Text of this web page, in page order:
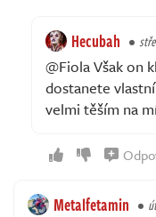
Hecubah
@Fiola Však on
dostanete
velmi těším na
Metalfetamin